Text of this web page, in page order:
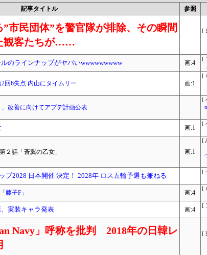
記事タイトル 参照
市民団体”を警官隊が排除、その瞬間
観客たちが……
[
のラインナップがヤバいwwwwwwwww 画:4
[
回6失点 内山にタイムリー 画:1
[
改善に向けてアプデ計画公表
[
画:1
[
２話「蒼翼の乙女」 画:1
[
プ2028 日本開催 決定！ 2028年 ロス五輪予選も兼ねる
[
藤子F」 画:4
[
実装キャラ発表 画:4
[
Navy」呼称を批判 2018年の日韓レ
[